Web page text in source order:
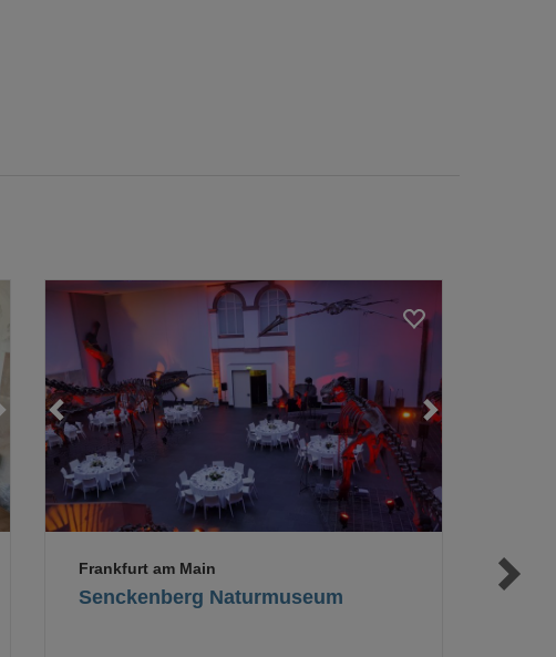
Loading...Loading...
Senckenberg Naturmuseum
Frankfurt am Main